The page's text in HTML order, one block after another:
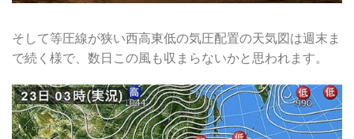
そして等圧線が狭い西高東低の気圧配置の天気図は週末ま
で続く様で、数日この風も収まらないかと思われます。